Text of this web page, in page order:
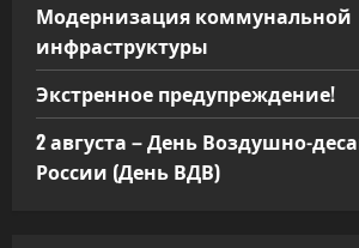
Модернизация коммунальной
инфраструктуры
Экстренное предупреждение!
2 августа – День Воздушно-
России (День ВДВ)